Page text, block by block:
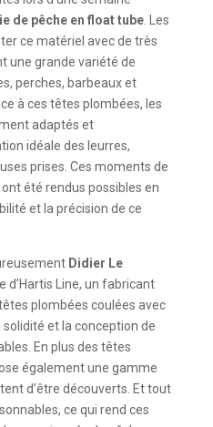
de pêche en float tube. Les
ce matériel avec de très
une grande variété de
perches, barbeaux et
à ces têtes plombées, les
adaptés et
idéale des leurres,
prises. Ces moments de
été rendus possibles en
et la précision de ce
Didier Le
d’Hartis Line, un fabricant
plombées coulées avec
et la conception de
En plus des têtes
également une gamme
d’être découverts. Et tout
ce qui rend ces